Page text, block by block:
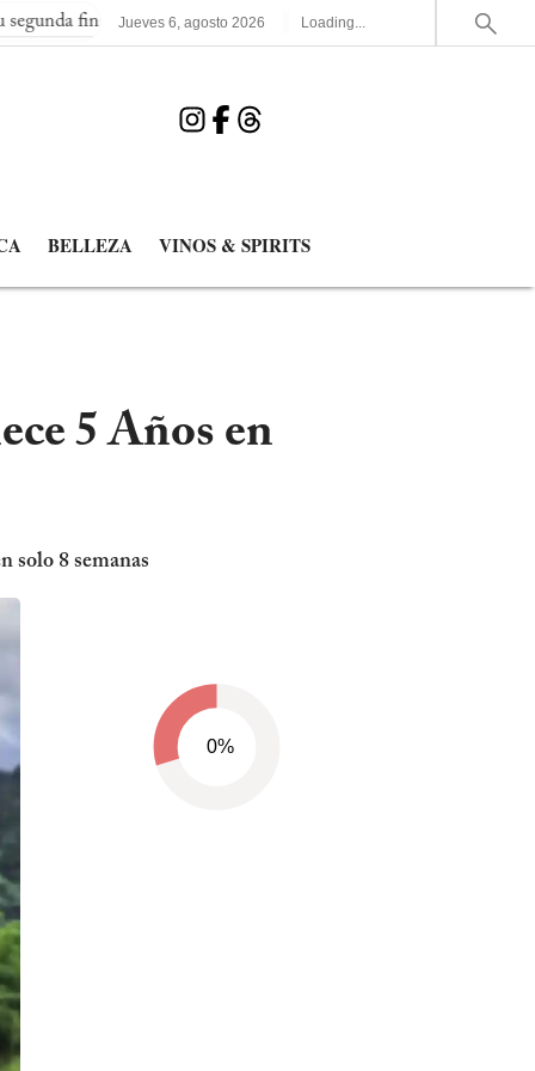
del Mundial España elimina a Francia y jugará
Jueves 6,agosto 2026 Loading...
BELLEZA VINOS & SPIRITS
5 Años en
solo 8 semanas
0%